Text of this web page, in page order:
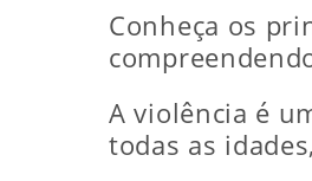
Conheça os
A violência é
todas as